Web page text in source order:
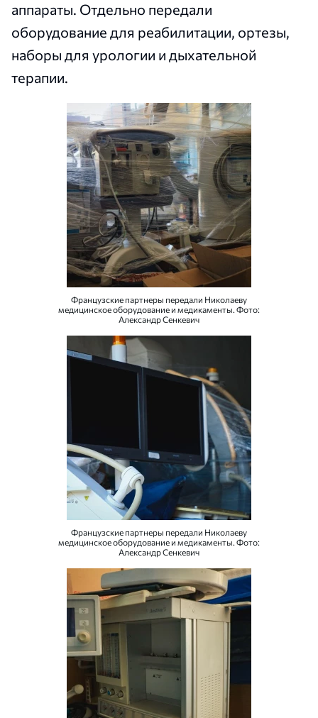
аппараты. Отдельно передали
оборудование для реабилитации, ортезы,
наборы для урологии и дыхательной
терапии.
Французские партнеры передали Николаеву
медицинское оборудование и медикаменты. Фото:
Александр Сенкевич
Французские партнеры передали Николаеву
медицинское оборудование и медикаменты. Фото:
Александр Сенкевич